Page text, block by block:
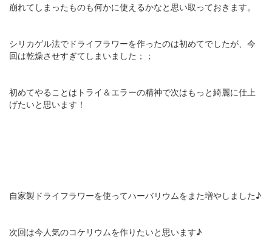
崩れてしまったものも何かに使えるかなと思い取っておきます。
シリカゲル法でドライフラワーを作ったのは初めてでしたが、今
回は乾燥させすぎてしまいました；；
初めてやることはトライ＆エラーの精神で次はもっと綺麗に仕上
げたいと思います！
自家製ドライフラワーを使ってハーバリウムをまた増やしました♪
次回は今人気のコケリウムを作りたいと思います♪